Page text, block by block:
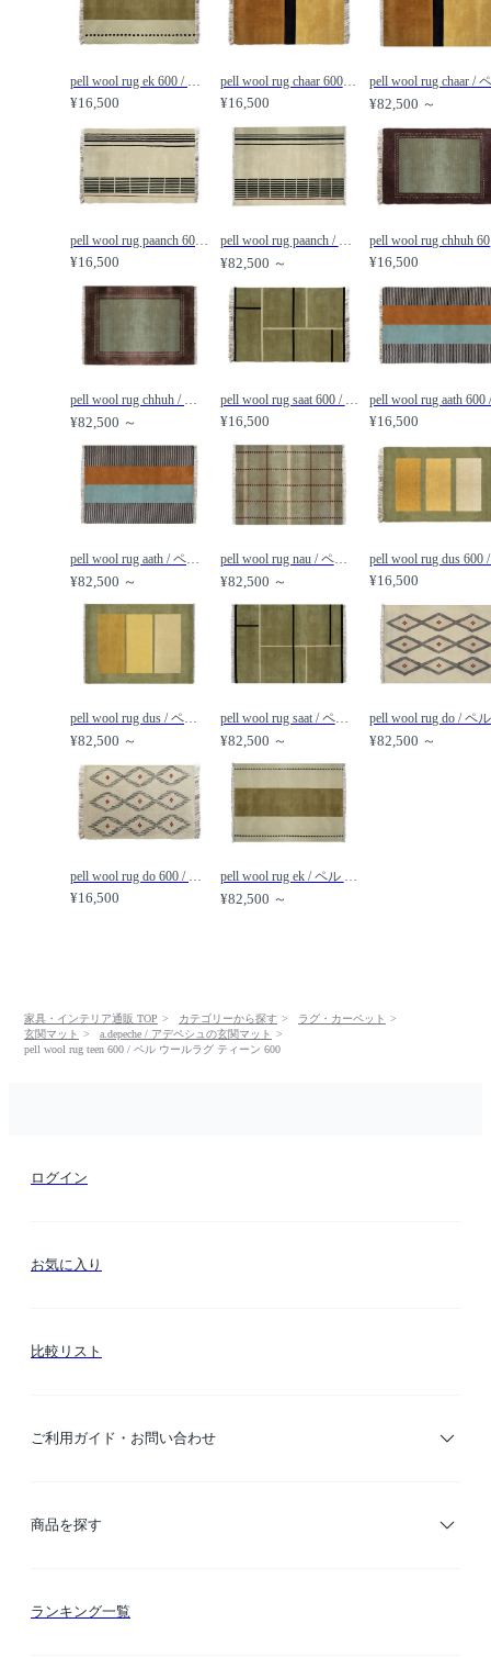
¥16,500
pell wool rug chaar 600 / ペル ウールラグ チャール 600 /
¥16,500 ¥82,500 ～
¥16,500 ¥82,500 ～ ¥16,500
¥82,500 ～ ¥16,500 ¥16,500
¥82,500 ～
pell wool rug nau / ペル ウールラグ ノート /
¥82,500 ～ ¥16,500
¥82,500 ～
pell wool rug saat / ペル ウールラグ サート /
¥82,500 ～ ¥82,500 ～
pell wool rug do 600 / ペル ウールラグ ドー 600 /
¥16,500
pell wool rug ek / ペル ウールラグ エーク /
¥82,500 ～
家具・インテリア通販 TOP カテゴリーから探す
ラグ・カーペット
玄関マット
a.depeche / アデペシュの玄関マット
pell wool rug teen 600 / ペル ウールラグ ティーン 600
ログイン
お気に入り
比較リスト
ご利用ガイド・お問い合わせ
ご利用ガイド
商品を探す
カテゴリー検索
ランキング一覧